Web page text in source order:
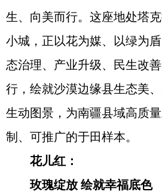
生、向美而行。这座地处塔
小城，正以花为媒、以绿为
态治理、产业升级、民生改
行，绘就沙漠边缘县生态美
生动图景，为南疆县域高质
制、可推广的于田样本。
花儿红：
玫瑰绽放 绘就幸福底色